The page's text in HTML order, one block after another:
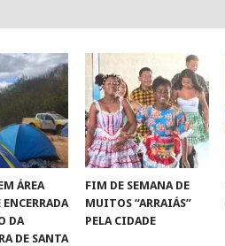
ÁREA
DA
DE SANTA
FIM DE SEMANA DE
MUITOS “ARRAIÁS”
PELA CIDADE